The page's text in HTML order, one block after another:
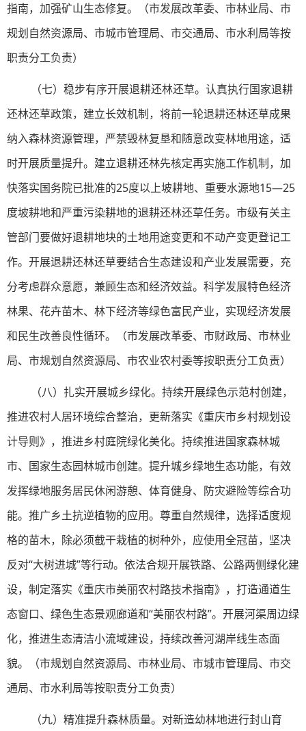
指南，加强矿山生态修复。（市发展改革委、市林业局、市
规划自然资源局、市城市管理局、市交通局、市水利局等按
职责分工负责）
（七）稳步有序开展退耕还林还草。认真执行国家退耕
还林还草政策，建立长效机制，将前一轮退耕还林还草成果
纳入森林资源管理，严禁毁林复垦和随意改变林地用途，适
时开展质量提升。建立退耕还林先核定再实施工作机制，加
快落实国务院已批准的25度以上坡耕地、重要水源地15—25
度坡耕地和严重污染耕地的退耕还林还草任务。市级有关主
管部门要做好退耕地块的土地用途变更和不动产变更登记工
作。开展退耕还林还草要结合生态建设和产业发展需要，充
分考虑群众意愿，兼顾生态和经济效益。科学发展特色经济
林果、花卉苗木、林下经济等绿色富民产业，实现经济发展
和民生改善良性循环。（市发展改革委、市财政局、市林业
局、市规划自然资源局、市农业农村委等按职责分工负责）
（八）扎实开展城乡绿化。持续开展绿色示范村创建，
推进农村人居环境综合整治，更新落实《重庆市乡村规划设
计导则》，推进乡村庭院绿化美化。持续推进国家森林城
市、国家生态园林城市创建。提升城乡绿地生态功能，有效
发挥绿地服务居民休闲游憩、体育健身、防灾避险等综合功
能。推广乡土抗逆植物的应用。尊重自然规律，选择适度规
格的苗木，除必须截干栽植的树种外，应使用全冠苗，坚决
反对“大树进城”等行动。依法合规开展铁路、公路两侧绿化建
设，制定落实《重庆市美丽农村路技术指南》，打造通道生
态窗口、绿色生态景观廊道和“美丽农村路”。开展河渠周边绿
化，推进生态清洁小流域建设，持续改善河湖岸线生态面
貌。（市规划自然资源局、市林业局、市城市管理局、市交
通局、市水利局等按职责分工负责）
（九）精准提升森林质量。对新造幼林地进行封山育